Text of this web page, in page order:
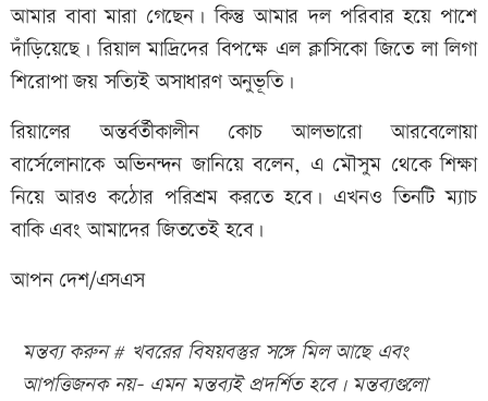
আমার বাবা মারা গেছেন। কিন্তু আমার দল পরিবার হয়ে পাশে
দাঁড়িয়েছে। রিয়াল মাদ্রিদের বিপক্ষে এল ক্লাসিকো জিতে লা লিগা
শিরোপা জয় সত্যিই অসাধারণ অনুভূতি।
রিয়ালের অন্তর্বর্তীকালীন কোচ আলভারো আরবেলোয়া
বার্সেলোনাকে অভিনন্দন জানিয়ে বলেন, এ মৌসুম থেকে শিক্ষা
নিয়ে আরও কঠোর পরিশ্রম করতে হবে। এখনও তিনটি ম্যাচ
বাকি এবং আমাদের জিততেই হবে।
আপন দেশ/এসএস
মন্তব্য করুন # খবরের বিষয়বস্তুর সঙ্গে মিল আছে এবং
আপত্তিজনক নয়- এমন মন্তব্যই প্রদর্শিত হবে। মন্তব্যগুলো